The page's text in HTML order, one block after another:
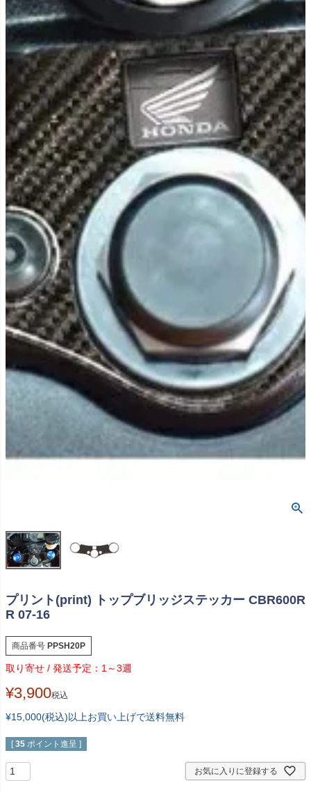
プリント(print) トップブリッジステッカー CBR600R
R 07-16
商品番号 PPSH20P
1～3週
¥3,900税込
¥15,000(税込)以上お買い上げで送料無料
[ 35 ポイント進呈 ]
お気に入りに登録する